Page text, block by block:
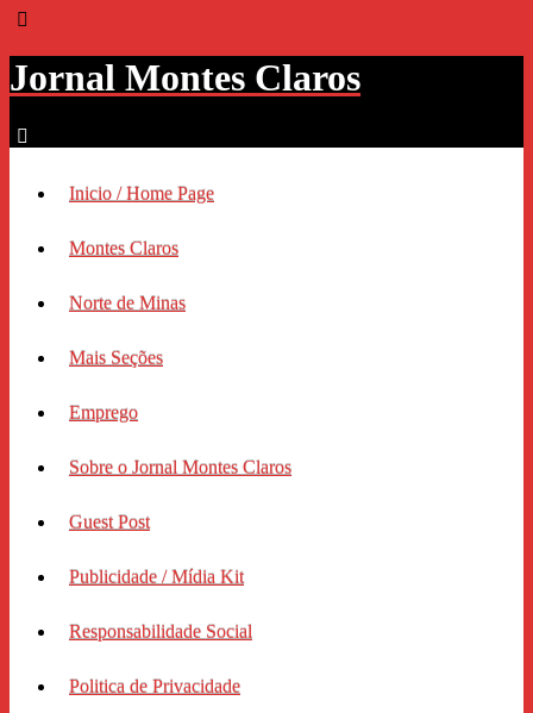
Jornal Montes Claros
Inicio / Home Page
Montes Claros
Norte de Minas
Mais Seções
Emprego
Sobre o Jornal Montes Claros
Guest Post
Publicidade / Mídia Kit
Responsabilidade Social
Politica de Privacidade